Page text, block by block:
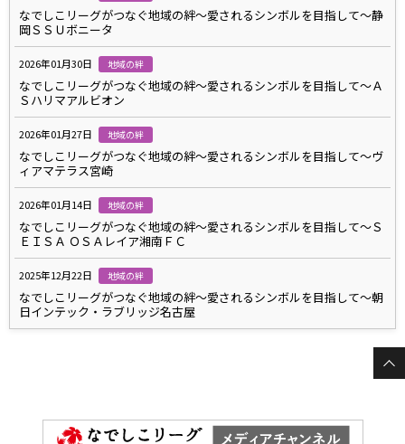
なでしこリーグがつなぐ地域の絆～愛されるシンボルを目指して～静
岡ＳＳＵボニータ
2026年01月30日 地域の絆
なでしこリーグがつなぐ地域の絆～愛されるシンボルを目指して～Ａ
Ｓハリマアルビオン
2026年01月27日 地域の絆
なでしこリーグがつなぐ地域の絆～愛されるシンボルを目指して～ヴ
ィアマテラス宮崎
2026年01月14日 地域の絆
なでしこリーグがつなぐ地域の絆～愛されるシンボルを目指して～Ｓ
ＥＩＳＡ ＯＳＡレイア湘南ＦＣ
2025年12月22日 地域の絆
なでしこリーグがつなぐ地域の絆～愛されるシンボルを目指して～朝
日インテック・ラブリッジ名古屋